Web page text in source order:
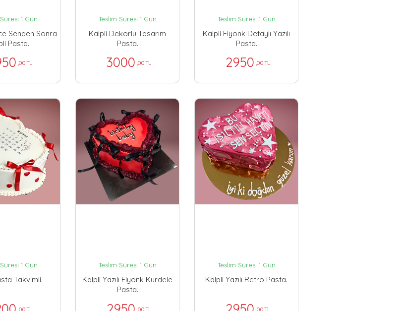
1 Gün
Senden Sonra
Pasta.
,00 TL
Teslim Süresi 1 Gün
Kalpli Dekorlu Tasarım
Pasta.
3000 ,00 TL
Teslim Süresi 1 Gün
Kalpli Fiyonk Detaylı Yazılı
Pasta.
2950 ,00 TL
1 Gün
Takvimli.
,00 TL
Teslim Süresi 1 Gün
Kalpli Yazılı Fiyonk Kurdele
Pasta.
,00 TL
Teslim Süresi 1 Gün
Kalpli Yazılı Retro Pasta.
,00 TL